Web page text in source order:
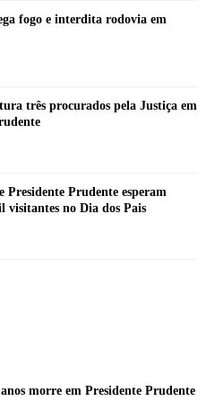
fogo e interdita rodovia em
três procurados pela Justiça em
Presidente Prudente esperam
visitantes no Dia dos Pais
morre em Presidente Prudente